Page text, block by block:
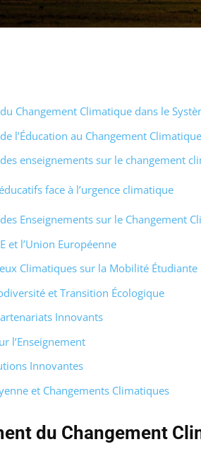
Changement Climatique dans le
l’Éducation au Changement Climatique
enseignements sur le changement
face à l’urgence climatique
Enseignements sur le Changement
et l’Union Européenne
Climatiques sur la Mobilité Étudiante
et Transition Écologique
Innovants
l’Enseignement
Innovantes
et Changements Climatiques
du Changement